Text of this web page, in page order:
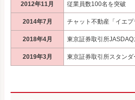
2012年11月 従業員数100名を突破
2014年7月 チャット不動産「イエプ
2018年4月 東京証券取引所
2019年3月 東京証券取引所スタン